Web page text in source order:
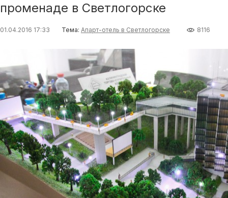
променаде в Светлогорске
01.04.2016 17:33 Тема: Апарт-отель в Светлогорске 8116